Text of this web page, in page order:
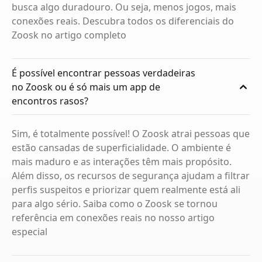
busca algo duradouro. Ou seja, menos jogos, mais
conexões reais. Descubra todos os diferenciais do
Zoosk no artigo completo
É possível encontrar pessoas verdadeiras
no Zoosk ou é só mais um app de
encontros rasos?
Sim, é totalmente possível! O Zoosk atrai pessoas que
estão cansadas de superficialidade. O ambiente é
mais maduro e as interações têm mais propósito.
Além disso, os recursos de segurança ajudam a filtrar
perfis suspeitos e priorizar quem realmente está ali
para algo sério. Saiba como o Zoosk se tornou
referência em conexões reais no nosso artigo
especial